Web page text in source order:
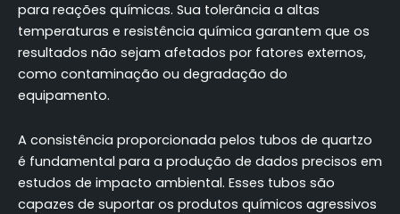
para reações químicas. Sua tolerância a altas
temperaturas e resistência química garantem que os
resultados não sejam afetados por fatores externos,
como contaminação ou degradação do
equipamento.
A consistência proporcionada pelos tubos de quartzo
é fundamental para a produção de dados precisos em
estudos de impacto ambiental. Esses tubos são
capazes de suportar os produtos químicos agressivos